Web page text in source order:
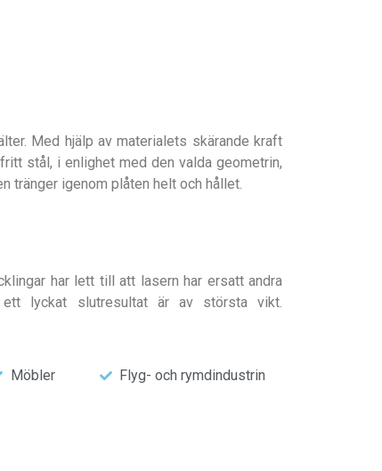
Med hjälp av materialets skärande kraft
stål, i enlighet med den valda geometrin,
tränger igenom plåten helt och hållet.
har lett till att lasern har ersatt andra
ett lyckat slutresultat är av största vikt.
Möbler
Flyg- och rymdindustrin